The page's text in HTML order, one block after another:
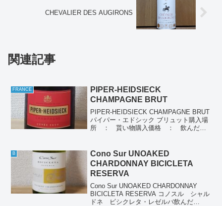
CHEVALIER DES AUGIRONS
関連記事
FRANCE
PIPER-HEIDSIECK
CHAMPAGNE BRUT
PIPER-HEIDSIECK CHAMPAGNE BRUT
パイパー・エドシック ブリュット購入場
所 ： 貰い物購入価格 ： 飲んだ
ノワール シャルドネ ムニエ...
B
Cono Sur UNOAKED
CHARDONNAY BICICLETA
RESERVA
Cono Sur UNOAKED CHARDONNAY
BICICLETA RESERVA コノスル シャル
ドネ ビシクレタ・レゼルバ飲んだ